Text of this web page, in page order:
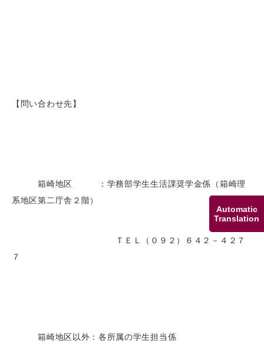
Automatic
Translation
【問い合わせ先】
箱崎地区 ：学務部学生生活課奨学金係（箱崎理
系地区第二庁舎２階）
ＴＥＬ（０９２）６４２－４２７
７
箱崎地区以外：各所属の学生担当係